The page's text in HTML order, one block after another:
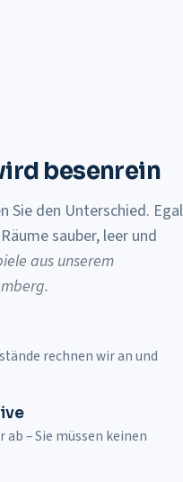
besenrein
Sie den Unterschied. Egal
sauber, leer und
aus unserem
.
rechnen wir an und
ab – Sie müssen keinen